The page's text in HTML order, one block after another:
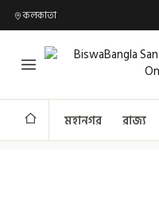
কলকাতা
মহানগর রাজ্য